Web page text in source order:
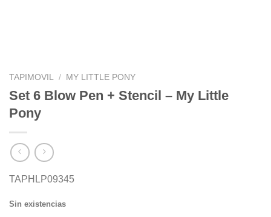
TAPIMOVIL / MY LITTLE PONY
Set 6 Blow Pen + Stencil – My Little
Pony
TAPHLP09345
Sin existencias